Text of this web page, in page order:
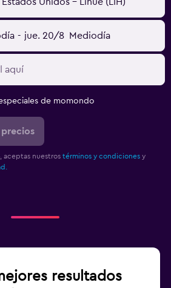
Estados Unidos - Lihue (LIH)
- jue. 20/8 Mediodía
de momondo
aceptas nuestros términos y condiciones y
resultados